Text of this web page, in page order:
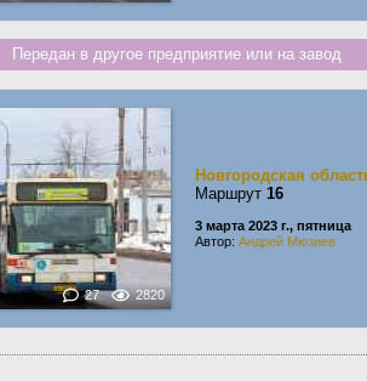
Передан в другое предприятие или на завод
27 2820
Новгородская
Маршрут 16
3 марта 2023 г., пятница
Автор: Андрей Мюзиев